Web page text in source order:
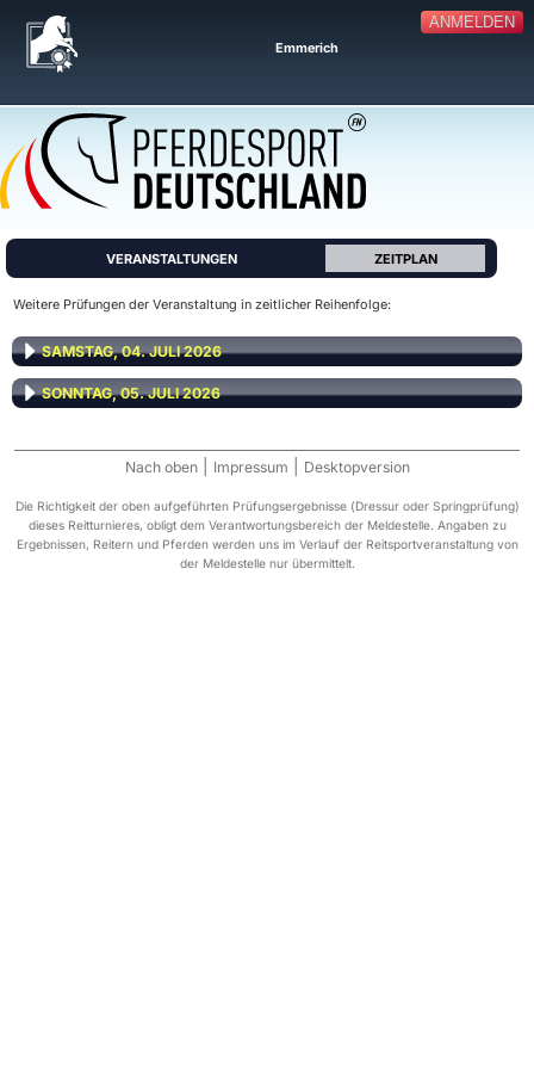
ANMELDEN
Emmerich
VERANSTALTUNGEN ZEITPLAN
Weitere Prüfungen der Veranstaltung in zeitlicher Reihenfolge:
SAMSTAG, 04. JULI 2026
SONNTAG, 05. JULI 2026
Nach oben Impressum Desktopversion
Die Richtigkeit der oben aufgeführten Prüfungsergebnisse (Dressur oder Springprüfung)
dieses Reitturnieres, obligt dem Verantwortungsbereich der Meldestelle. Angaben zu
Ergebnissen, Reitern und Pferden werden uns im Verlauf der Reitsportveranstaltung von
der Meldestelle nur übermittelt.